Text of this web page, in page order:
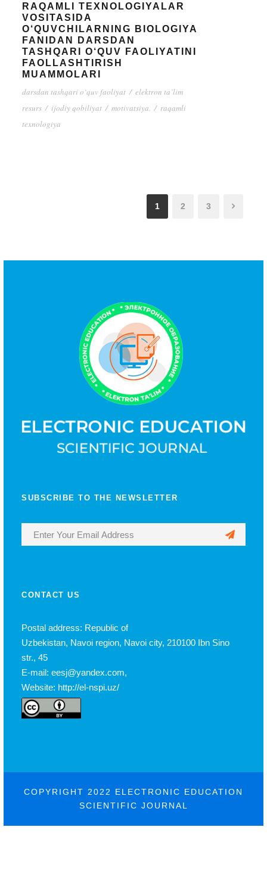
RAQAMLI TEXNOLOGIYALAR
VOSITASIDA
O‘QUVCHILARNING BIOLOGIYA
FANIDAN DARSDAN
TASHQARI O‘QUV FAOLIYATINI
FAOLLASHTIRISH
MUAMMOLARI
darsdan tashqari o‘quv faoliyat / elektron ta’lim
resurs / ijodiy qobiliyat / motivatsiya. / raqamli
texnologiya
1 2 3
SUBSCRIBE TO THE NEWSLETTER
CONTACT US
Postal address: Republic of
Uzbekistan, Navoi region, Navoi city, 210100 Ibn Sino
str., 45
E-mail: eesj@yandex.com,
Website: http://el-nspi.uz/
COPYRIGHT 2022 ELECTRONIC EDUCATION
SCIENTIFIC JOURNAL